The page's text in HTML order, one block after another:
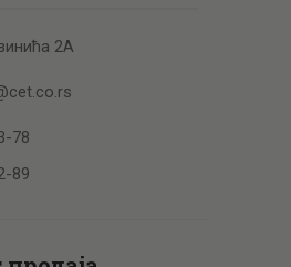
2А
78
89